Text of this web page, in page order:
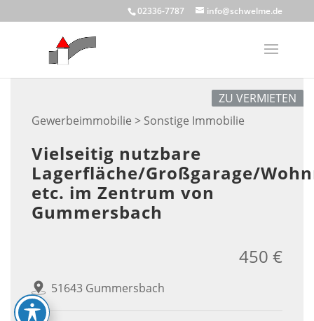
to
02336-7787 info@schwelme.de
Gewerbeimmobilie > Sonstige Immobilie
ZU VERMIETEN
Vielseitig nutzbare
Lagerfläche/Großgarage/
etc. im Zentrum von
Gummersbach
51643 Gummersbach
450 €